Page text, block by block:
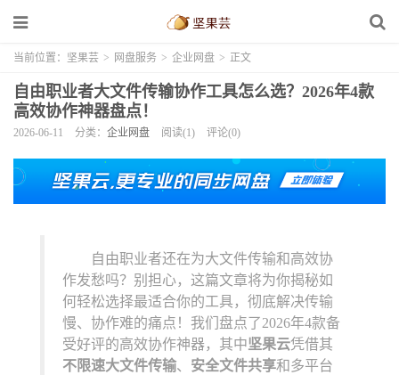
当前位置： 坚果芸 > 网盘服务 > 企业网盘 > 正文
自由职业者大文件传输协作工具怎么选？2026年4款
高效协作神器盘点！
2026-06-11 分类： 企业网盘 阅读(1) 评论(0)
自由职业者还在为大文件传输和高效协
作发愁吗？别担心，这篇文章将为你揭秘如
何轻松选择最适合你的工具，彻底解决传输
慢、协作难的痛点！我们盘点了2026年4款备
受好评的高效协作神器，其中坚果云凭借其
不限速大文件传输、 安全文件共享和多平台